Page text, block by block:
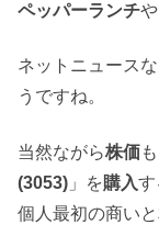
ペッパーランチや
ネットニュース
うですね。
当然ながら株価
(3053) 」を購入す
個人最初の商いと